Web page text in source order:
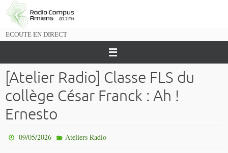
Passer
vers
ECOUTE EN DIRECT
[Atelier Radio] Classe FLS du
collège César Franck : Ah !
Ernesto
09/05/2026 Ateliers Radio